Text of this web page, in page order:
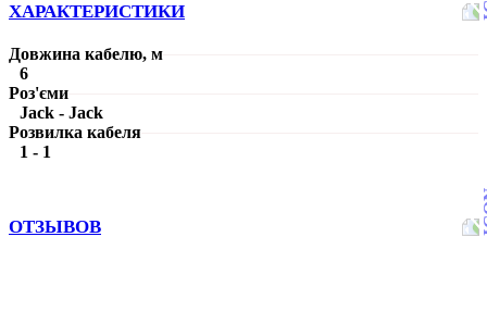
ХАРАКТЕРИСТИКИ
Довжина кабелю, м
6
Роз'єми
Jack - Jack
Розвилка кабеля
1 - 1
ОТЗЫВОВ